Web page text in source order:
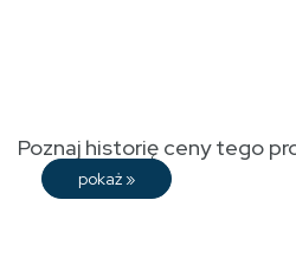
Poznaj historię ceny tego
pokaż »